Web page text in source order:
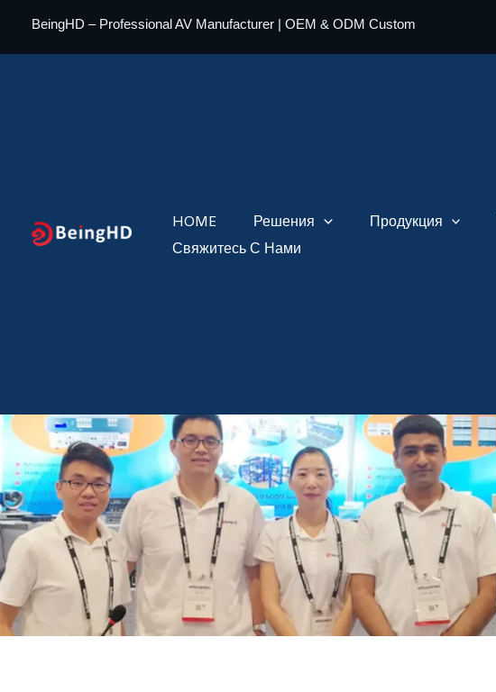
BeingHD – Professional AV Manufacturer | OEM & ODM Custom
HOME Решения Продукция
Свяжитесь С Нами